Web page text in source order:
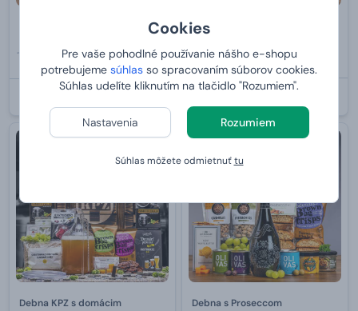
Cookies
Pre vaše pohodlné používanie nášho e-shopu
potrebujeme súhlas so spracovaním súborov cookies.
Súhlas udelíte kliknutím na tlačidlo "Rozumiem".
Nastavenia Rozumiem
Súhlas môžete odmietnuťtu
129,99 €
99 €
Debna JERKYNÁTOR
od79,99 €
Debna KPZ s domácim
Debna s Proseccom